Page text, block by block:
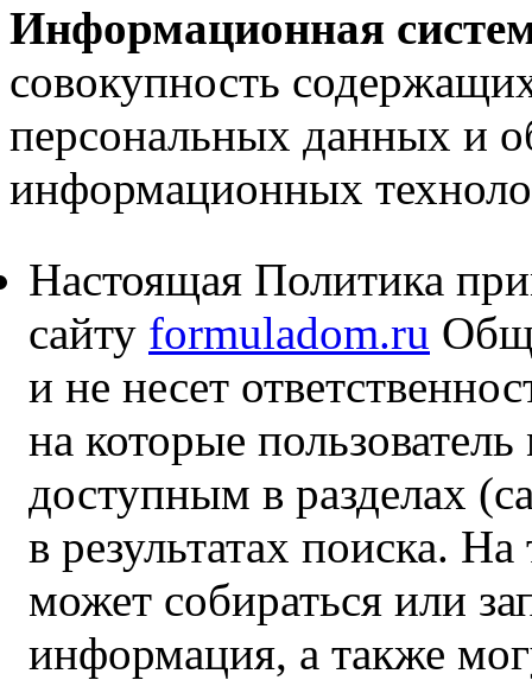
Информационная
совокупность
персональных данных и
информационных
Настоящая Политика
сайту formuladom.ru
и не несет
на которые
доступным в разделах
в результатах поиска.
может собираться или
информация, а также